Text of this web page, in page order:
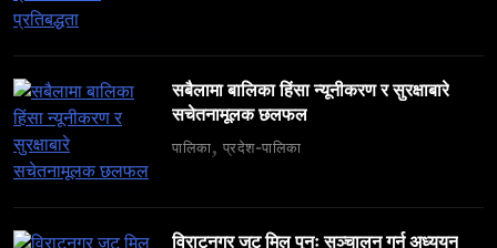
व्यापार-व्यवसाय समाज
टक्सारको परम्परागत धातु उद्योग संकटमा
May 9, 2024
सबैलामा बालिका हिंसा न्यूनीकरण र सुरक्षाबारे
सचेतनामूलक छलफल
पालिका प्रदेश-पालिका
विराटनगर जुट मिल पुनः सञ्चालन गर्न अध्ययन